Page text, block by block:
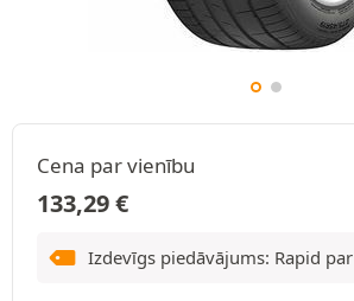
Cena par vienību
133,29€
Izdevīgs piedāvājums: Rapid par